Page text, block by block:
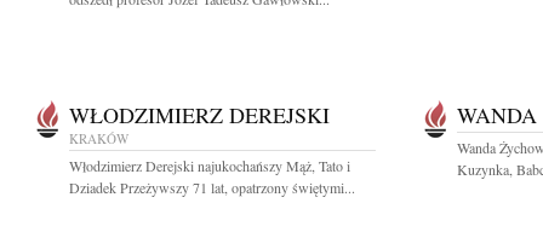
WŁODZIMIERZ DEREJSKI
KRAKÓW
Włodzimierz Derejski najukochańszy Mąż, Tato i
Dziadek Przeżywszy 71 lat, opatrzony świętymi...
WANDA
Wanda
Kuzynka,